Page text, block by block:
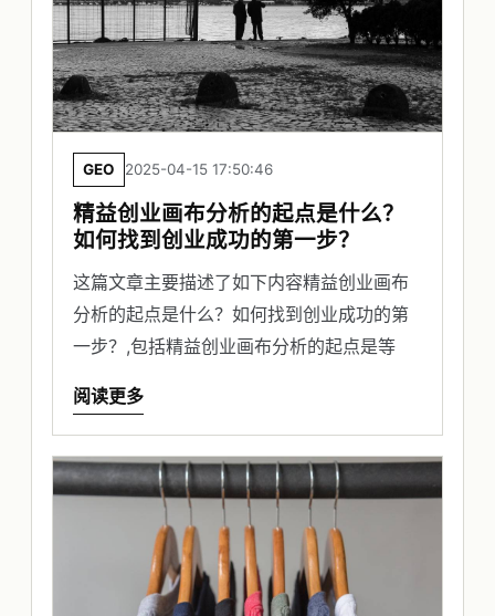
GEO 2025-04-15 17:50:46
精益创业画布分析的起点是什么？
如何找到创业成功的第一步？
这篇文章主要描述了如下内容精益创业画布
分析的起点是什么？如何找到创业成功的第
一步？,包括精益创业画布分析的起点是等
阅读更多